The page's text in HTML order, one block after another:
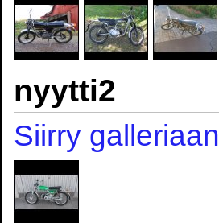
nyytti2
Siirry galleriaan